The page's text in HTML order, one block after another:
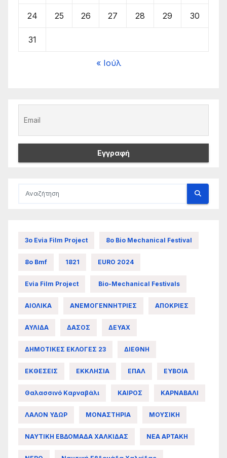
24 25 26 27 28 29 30
31
« Ιούλ
3ο Evia Film Project 8ο Bio Mechanical Festival
8ο Bmf 1821 EURO 2024
Evia Film Project Bio-Mechanical Festivals
ΑΙΟΛΙΚΑ ΑΝΕΜΟΓΕΝΝΗΤΡΙΕΣ ΑΠΟΚΡΙΕΣ
ΑΥΛΙΔΑ ΔΑΣΟΣ ΔΕΥΑΧ
ΔΗΜΟΤΙΚΕΣ ΕΚΛΟΓΕΣ 23 ΔΙΕΘΝΗ
ΕΚΘΕΣΕΙΣ ΕΚΚΛΗΣΙΑ ΕΠΑΛ ΕΥΒΟΙΑ
Θαλασσινό Καρναβάλι ΚΑΙΡΟΣ ΚΑΡΝΑΒΑΛΙ
ΛΑΛΟΝ ΥΔΩΡ ΜΟΝΑΣΤΗΡΙΑ ΜΟΥΣΙΚΗ
ΝΑΥΤΙΚΗ ΕΒΔΟΜΑΔΑ ΧΑΛΚΙΔΑΣ ΝΕΑ ΑΡΤΑΚΗ